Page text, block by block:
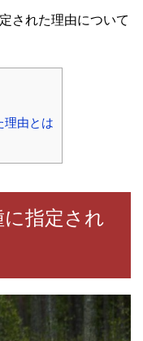
された理由について
理由とは
に指定され